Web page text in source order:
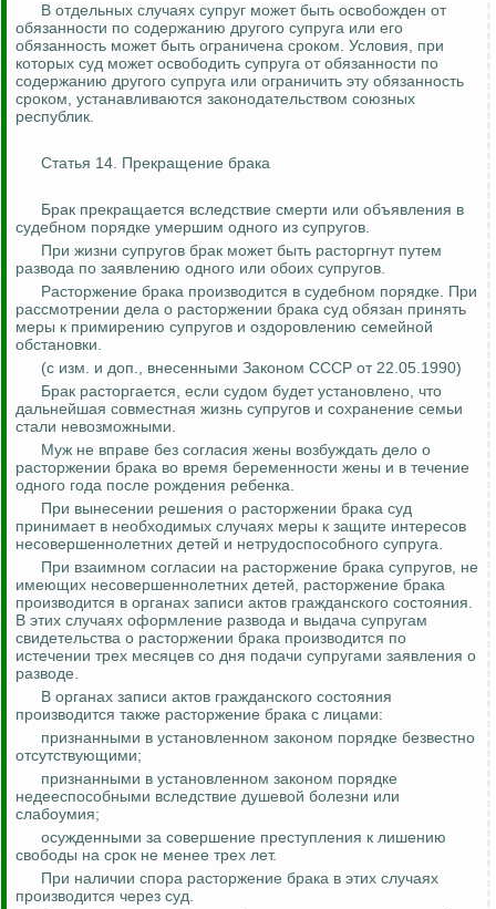
В отдельных случаях супруг может быть освобожден от
обязанности по содержанию другого супруга или его
обязанность может быть ограничена сроком. Условия, при
которых суд может освободить супруга от обязанности по
содержанию другого супруга или ограничить эту обязанность
сроком, устанавливаются законодательством союзных
республик.
Статья 14. Прекращение брака
Брак прекращается вследствие смерти или объявления в
судебном порядке умершим одного из супругов.
При жизни супругов брак может быть расторгнут путем
развода по заявлению одного или обоих супругов.
Расторжение брака производится в судебном порядке. При
рассмотрении дела о расторжении брака суд обязан принять
меры к примирению супругов и оздоровлению семейной
обстановки.
(с изм. и доп., внесенными Законом СССР от 22.05.1990)
Брак расторгается, если судом будет установлено, что
дальнейшая совместная жизнь супругов и сохранение семьи
стали невозможными.
Муж не вправе без согласия жены возбуждать дело о
расторжении брака во время беременности жены и в течение
одного года после рождения ребенка.
При вынесении решения о расторжении брака суд
принимает в необходимых случаях меры к защите интересов
несовершеннолетних детей и нетрудоспособного супруга.
При взаимном согласии на расторжение брака супругов, не
имеющих несовершеннолетних детей, расторжение брака
производится в органах записи актов гражданского состояния.
В этих случаях оформление развода и выдача супругам
свидетельства о расторжении брака производится по
истечении трех месяцев со дня подачи супругами заявления о
разводе.
В органах записи актов гражданского состояния
производится также расторжение брака с лицами:
признанными в установленном законом порядке безвестно
отсутствующими;
признанными в установленном законом порядке
недееспособными вследствие душевой болезни или
слабоумия;
осужденными за совершение преступления к лишению
свободы на срок не менее трех лет.
При наличии спора расторжение брака в этих случаях
производится через суд.